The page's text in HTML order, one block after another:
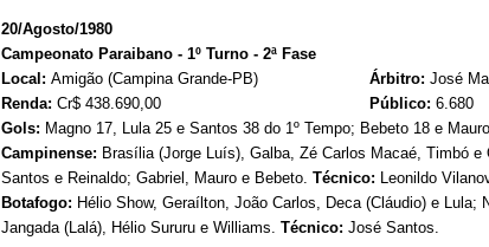
20/Agosto/1980
Campeonato Paraibano - 1º Turno - 2ª Fase
Local: Amigão (Campina Grande-PB) Árbitro: José
Renda: Cr$ 438.690,00 Público: 6.680
Gols: Magno 17, Lula 25 e Santos 38 do 1º Tempo; Bebeto 18 e
Campinense: Brasília (Jorge Luís), Galba, Zé Carlos Macaé, Timbó e
Santos e Reinaldo; Gabriel, Mauro e Bebeto. Técnico: Leonildo
Botafogo: Hélio Show, Geraílton, João Carlos, Deca (Cláudio) e Lula;
Jangada (Lalá), Hélio Sururu e Williams. Técnico: José Santos.